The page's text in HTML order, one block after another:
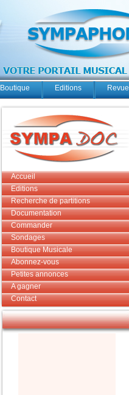
Boutique Editions
Accueil
Editions
Recherche de partitions
Documentation
Commander
Sondages
Boutique Musicale
Abonnez-vous
Petites annonces
A gagner
Contact